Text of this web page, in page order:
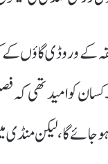
کے وروڈی گاؤں
کسان کو امید تھی
گا، لیکن منڈی